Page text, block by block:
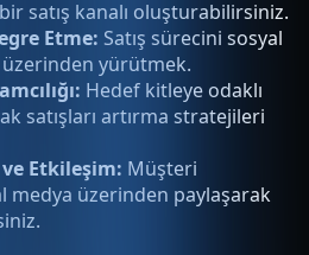
satış kanalı oluşturabilirsiniz.
Etme: Satış sürecini sosyal
yürütmek.
Hedef kitleye odaklı
satışları artırma stratejileri
Etkileşim: Müşteri
medya üzerinden paylaşarak